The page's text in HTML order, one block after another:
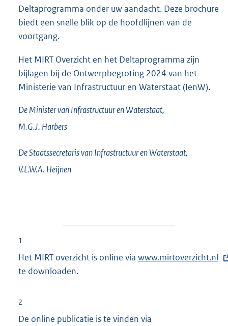
Deltaprogramma onder uw aandacht. Deze brochure
biedt een snelle blik op de hoofdlijnen van de
voortgang.
Het MIRT Overzicht en het Deltaprogramma zijn
bijlagen bij de Ontwerpbegroting 2024 van het
Ministerie van Infrastructuur en Waterstaat (IenW).
De Minister van Infrastructuur en Waterstaat,
M.G.J. Harbers
De Staatssecretaris van Infrastructuur en Waterstaat,
V.L.W.A. Heijnen
1
Het MIRT overzicht is online via E
www.mirtoverzicht.nl
te downloaden.
2
De online publicatie is te vinden via